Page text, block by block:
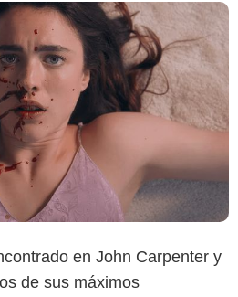
en John Carpenter y
de sus máximos